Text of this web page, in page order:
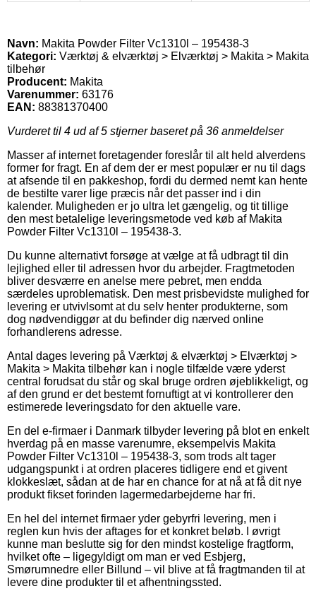
Navn: Makita Powder Filter Vc1310l – 195438-3
Kategori: Værktøj & elværktøj > Elværktøj > Makita > Makita
tilbehør
Producent: Makita
Varenummer: 63176
EAN: 88381370400
Vurderet til 4 ud af 5 stjerner baseret på 36 anmeldelser
Masser af internet foretagender foreslår til alt held alverdens
former for fragt. En af dem der er mest populær er nu til dags
at afsende til en pakkeshop, fordi du dermed nemt kan hente
de bestilte varer lige præcis når det passer ind i din
kalender. Muligheden er jo ultra let gængelig, og tit tillige
den mest betalelige leveringsmetode ved køb af Makita
Powder Filter Vc1310l – 195438-3.
Du kunne alternativt forsøge at vælge at få udbragt til din
lejlighed eller til adressen hvor du arbejder. Fragtmetoden
bliver desværre en anelse mere pebret, men endda
særdeles uproblematisk. Den mest prisbevidste mulighed for
levering er utvivlsomt at du selv henter produkterne, som
dog nødvendiggør at du befinder dig nærved online
forhandlerens adresse.
Antal dages levering på Værktøj & elværktøj > Elværktøj >
Makita > Makita tilbehør kan i nogle tilfælde være yderst
central forudsat du står og skal bruge ordren øjeblikkeligt, og
af den grund er det bestemt fornuftigt at vi kontrollerer den
estimerede leveringsdato for den aktuelle vare.
En del e-firmaer i Danmark tilbyder levering på blot en enkelt
hverdag på en masse varenumre, eksempelvis Makita
Powder Filter Vc1310l – 195438-3, som trods alt tager
udgangspunkt i at ordren placeres tidligere end et givent
klokkeslæt, sådan at de har en chance for at nå at få dit nye
produkt fikset forinden lagermedarbejderne har fri.
En hel del internet firmaer yder gebyrfri levering, men i
reglen kun hvis der aftages for et konkret beløb. I øvrigt
kunne man beslutte sig for den mindst kostelige fragtform,
hvilket ofte – ligegyldigt om man er ved Esbjerg,
Smørumnedre eller Billund – vil blive at få fragtmanden til at
levere dine produkter til et afhentningssted.